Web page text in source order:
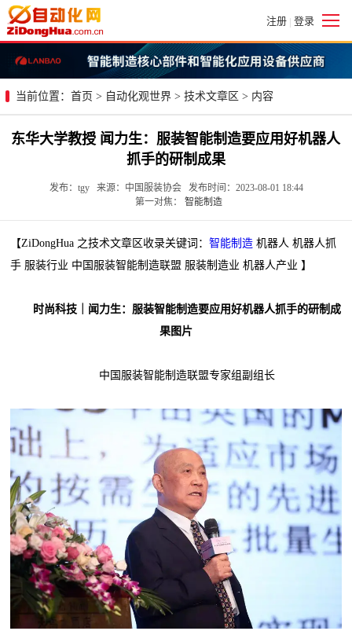
注册 | 登录
当前位置： 首页 > 自动化观世界 > 技术文章区 > 内容
东华大学教授 闻力生：服装智能制造要应用好机器人
抓手的研制成果
发布：tgy 来源：中国服装协会 发布时间：2023-08-01 18:44
第一对焦： 智能制造
【ZiDongHua 之技术文章区收录关键词：智能制造 机器人 机器人抓
手 服装行业 中国服装智能制造联盟 服装制造业 机器人产业 】
时尚科技｜闻力生：服装智能制造要应用好机器人抓手的研制成
果图片
中国服装智能制造联盟专家组副组长